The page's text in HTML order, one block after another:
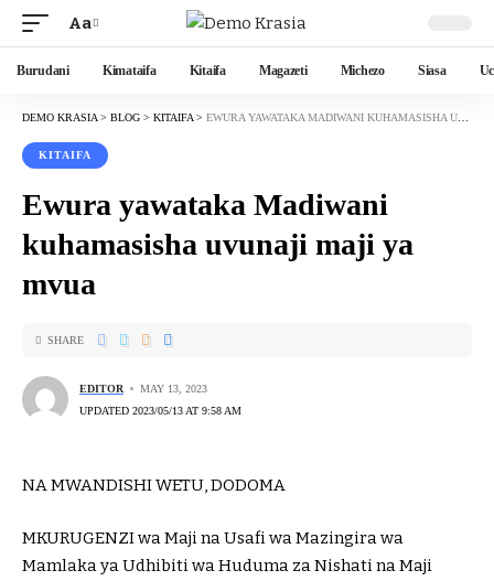
Aa
Burudani Kimataifa Kitaifa Magazeti Michezo Siasa
DEMO KRASIA > BLOG > KITAIFA > EWURA YAWATAKA MADIWANI KUHAMASISHA UVUNAJI MAJI YA MVUA
KITAIFA
Ewura yawataka Madiwani
kuhamasisha uvunaji maji ya
mvua
EDITOR
MAY 13, 2023
UPDATED 2023/05/13 AT 9:58 AM
SHARE
NA MWANDISHI WETU, DODOMA
MKURUGENZI wa Maji na Usafi wa Mazingira wa
Mamlaka ya Udhibiti wa Huduma za Nishati na Maji